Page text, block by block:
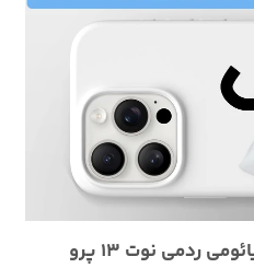
آیا بهترین کاور ضدضربه شیائومی ردمی نوت 13 پرو